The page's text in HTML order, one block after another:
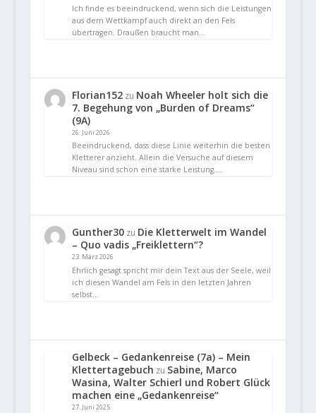
Ich finde es beeindruckend, wenn sich die Leistungen
aus dem Wettkampf auch direkt an den Fels
übertragen. Draußen braucht man…
Florian152zu Noah Wheeler holt sich die
7. Begehung von „Burden of Dreams“
(9A)
26. Juni 2026
Beeindruckend, dass diese Linie weiterhin die besten
Kletterer anzieht. Allein die Versuche auf diesem
Niveau sind schon eine starke Leistung.…
Gunther30zu Die Kletterwelt im Wandel
– Quo vadis „Freiklettern“?
23. März 2026
Ehrlich gesagt spricht mir dein Text aus der Seele, weil
ich diesen Wandel am Fels in den letzten Jahren
selbst…
Gelbeck – Gedankenreise (7a) – Mein
Klettertagebuch zu Sabine, Marco
Wasina, Walter Schierl und Robert Glück
machen eine „Gedankenreise“
27. Juni 2025